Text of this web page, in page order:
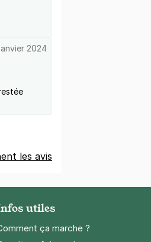
2024
les avis
utiles
ça marche ?